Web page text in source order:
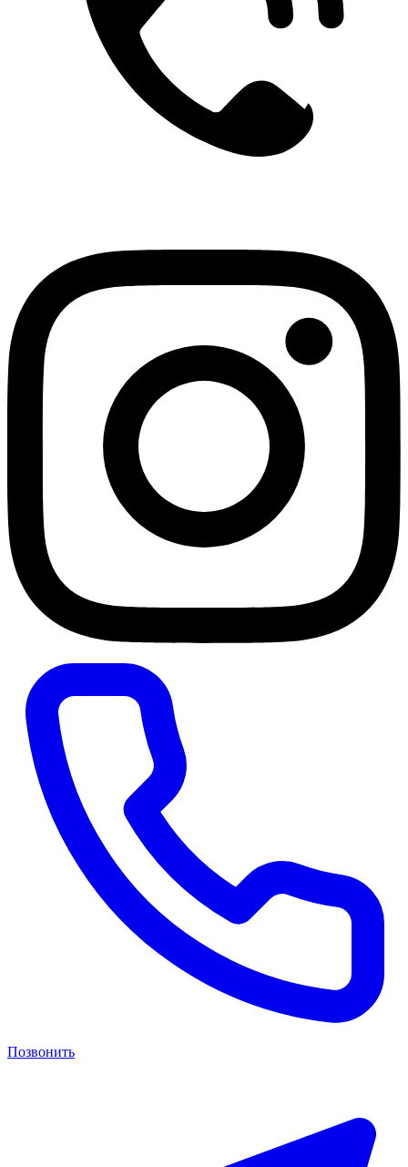
Позвонить